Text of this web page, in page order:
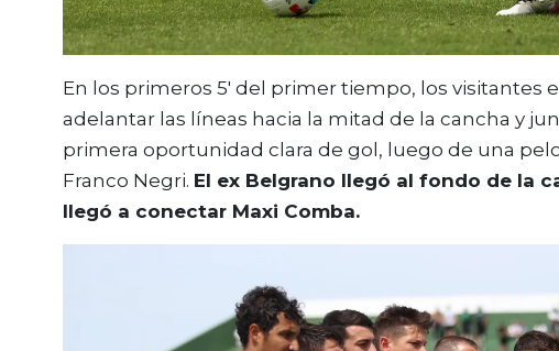
En los primeros 5′ del primer tiempo, los visitantes
adelantar las líneas hacia la mitad de la cancha y
primera oportunidad clara de gol, luego de una
Franco Negri. El ex Belgrano llegó al fondo de la
llegó a conectar Maxi Comba.